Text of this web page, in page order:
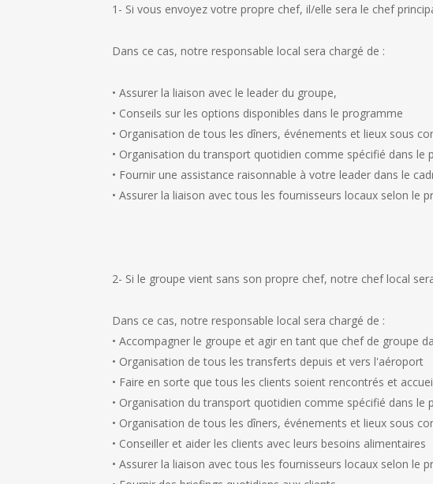
1- Si vous envoyez votre propre chef, il/elle sera le chef
Dans ce cas, notre responsable local sera chargé de :
• Assurer la liaison avec le leader du groupe,
• Conseils sur les options disponibles dans le programme
• Organisation de tous les dîners, événements et lieux sous
• Organisation du transport quotidien comme spécifié dans le
• Fournir une assistance raisonnable à votre leader dans le
• Assurer la liaison avec tous les fournisseurs locaux selon le
2- Si le groupe vient sans son propre chef, notre chef local
Dans ce cas, notre responsable local sera chargé de :
• Accompagner le groupe et agir en tant que chef de groupe
• Organisation de tous les transferts depuis et vers l'aéroport
• Faire en sorte que tous les clients soient rencontrés et
• Organisation du transport quotidien comme spécifié dans le
• Organisation de tous les dîners, événements et lieux sous
• Conseiller et aider les clients avec leurs besoins alimentaires
• Assurer la liaison avec tous les fournisseurs locaux selon le